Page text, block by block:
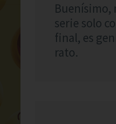
Buenísimo,
serie solo
final, es
rato.